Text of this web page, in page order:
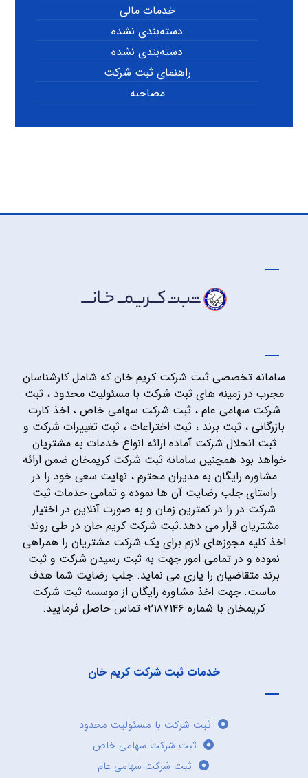
خدمات مالی
دسته‌بندی نشده
دسته‌بندی نشده
راهنمای ثبت شرکت
مصاحبه
سامانه تخصصی ثبت شرکت کریم خان که شامل کارشناسان
مجرب در زمینه های ثبت شرکت با مسئولیت محدود ، ثبت
شرکت سهامی عام ، ثبت شرکت سهامی خاص ، اخذ کارت
بازرگانی ، ثبت برند ، ثبت اختراعات ، ثبت تغییرات شرکت و
ثبت انحلال شرکت آماده ارائه انواع خدمات به مشتریان
خواهد بود همچنین سامانه ثبت شرکت کریمخان ضمن ارائه
مشاوره رایگان به مدیران محترم ، نهایت سعی خود را در
راستای جلب رضایت آن ها نموده و تمامی خدمات ثبت
شرکت در را در کمترین زمان و به صورت آنلاین در اختیار
مشتریان قرار می دهد.ثبت شرکت کریم خان در طی روند
اخذ کلیه مجوزهای لازم برای یک شرکت مشتریان را همراهی
نموده و در تمامی امور جهت به ثبت رسیدن شرکت و ثبت
برند متقاضیان را یاری می نماید. جلب رضایت شما هدف
ماست. جهت اخذ مشاوره رایگان از موسسه ثبت شرکت
کریمخان با شماره ۰۲۱۸۷۱۴۶ تماس حاصل فرمایید.
خدمات ثبت شرکت کریم خان
ثبت شرکت با مسئولیت محدود
ثبت شرکت سهامی خاص
ثبت شرکت سهامی عام